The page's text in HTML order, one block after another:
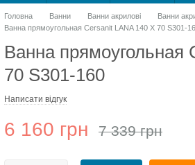
Головна Ванни Ванни акрилові
Ванни
Ванна прямоугольная Cersanit LANA 140 X 70 S301-
Ванна прямоугольная
70 S301-160
Написати відгук
6 160 грн 7 339 грн